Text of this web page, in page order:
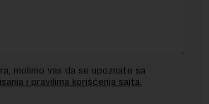
molimo vas da se upoznate sa
i pravilima korišćenja sajta.